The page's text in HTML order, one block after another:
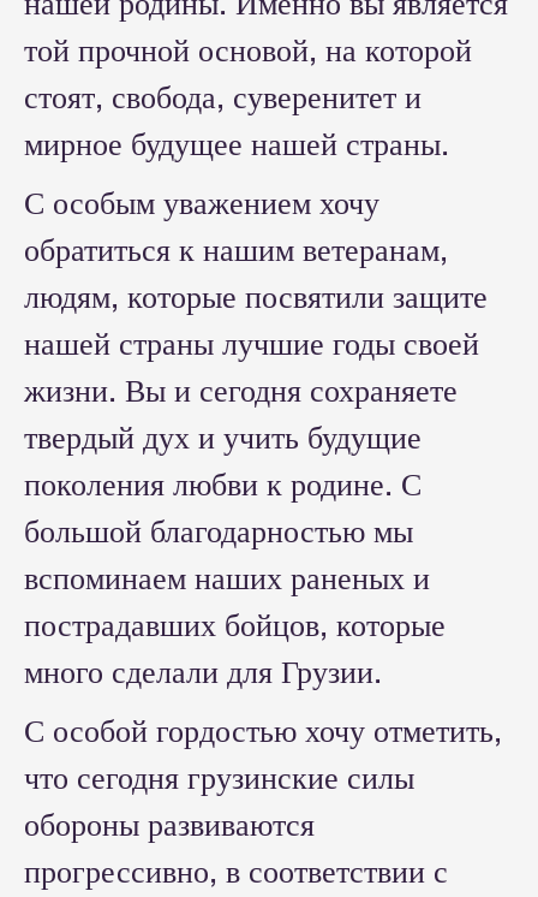
той прочной основой, на которой
стоят, свобода, суверенитет и
мирное будущее нашей страны.
С особым уважением хочу
обратиться к нашим ветеранам,
людям, которые посвятили защите
нашей страны лучшие годы своей
жизни. Вы и сегодня сохраняете
твердый дух и учить будущие
поколения любви к родине. С
большой благодарностью мы
вспоминаем наших раненых и
пострадавших бойцов, которые
много сделали для Грузии.
С особой гордостью хочу отметить,
что сегодня грузинские силы
обороны развиваются
прогрессивно, в соответствии с